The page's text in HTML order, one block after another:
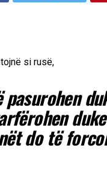
pasurohen
do të